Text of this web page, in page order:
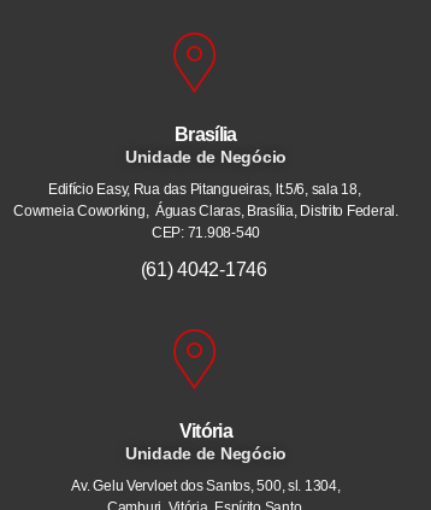
Brasília
Unidade de Negócio
Edifício Easy, Rua das Pitangueiras, lt.5/6, sala 18,
Cowmeia Coworking, Águas Claras, Brasília, Distrito Federal.
CEP: 71.908-540
(61) 4042-1746
Vitória
Unidade de Negócio
Av. Gelu Vervloet dos Santos, 500, sl. 1304,